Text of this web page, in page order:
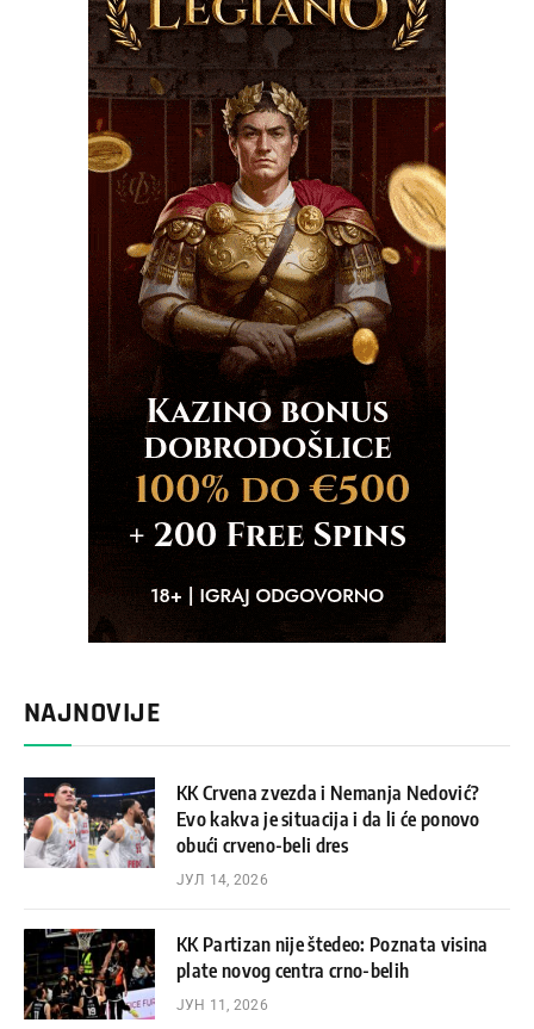
NAJNOVIJE
KK Crvena zvezda i Nemanja Nedović?
Evo kakva je situacija i da li će ponovo
obući crveno-beli dres
ЈУЛ 14, 2026
KK Partizan nije štedeo: Poznata visina
plate novog centra crno-belih
ЈУН 11, 2026